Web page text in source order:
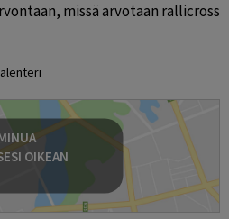
missä arvotaan rallicross
OIKEAN